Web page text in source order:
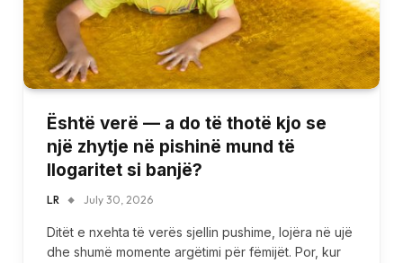
Është verë — a do të thotë kjo se
një zhytje në pishinë mund të
llogaritet si banjë?
LR July 30, 2026
Ditët e nxehta të verës sjellin pushime, lojëra në ujë
dhe shumë momente argëtimi për fëmijët. Por, kur